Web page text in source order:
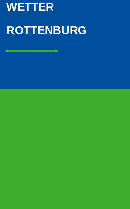
WETTER
ROTTENBURG